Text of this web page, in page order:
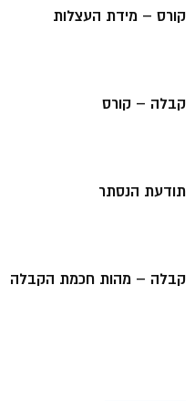
קורס – מידת העצלות
קבלה – קורס
תודעת הנסתר
קבלה – מהות חכמת הקבלה